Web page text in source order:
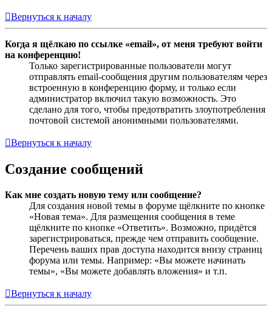
Вернуться к началу
Когда я щёлкаю по ссылке «email», от меня требуют войти
на конференцию!
Только зарегистрированные пользователи могут
отправлять email-сообщения другим пользователям через
встроенную в конференцию форму, и только если
администратор включил такую возможность. Это
сделано для того, чтобы предотвратить злоупотребления
почтовой системой анонимными пользователями.
Вернуться к началу
Создание сообщений
Как мне создать новую тему или сообщение?
Для создания новой темы в форуме щёлкните по кнопке
«Новая тема». Для размещения сообщения в теме
щёлкните по кнопке «Ответить». Возможно, придётся
зарегистрироваться, прежде чем отправить сообщение.
Перечень ваших прав доступа находится внизу страниц
форума или темы. Например: «Вы можете начинать
темы», «Вы можете добавлять вложения» и т.п.
Вернуться к началу